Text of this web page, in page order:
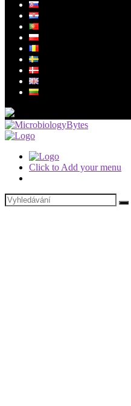
Click to Add your menu